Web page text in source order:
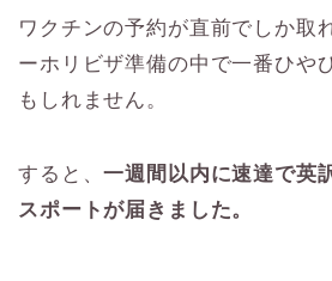
ワクチンの予約が直前でしか取
ーホリビザ準備の中で一番ひや
もしれません。
すると、一週間以内に速達で英
スポートが届きました。